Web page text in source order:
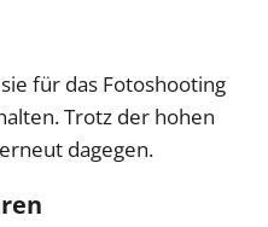
für das Fotoshooting
Trotz der hohen
dagegen.